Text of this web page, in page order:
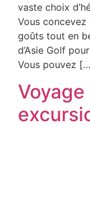
vaste choix
Vous
goûts tout en
d’Asie Golf
Vous pouvez